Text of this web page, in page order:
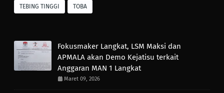
TEBING TINGGI TOBA
Fokusmaker Langkat, LSM Maksi dan
APMALA akan Demo Kejatisu terkait
Anggaran MAN 1 Langkat
Maret 09, 2026